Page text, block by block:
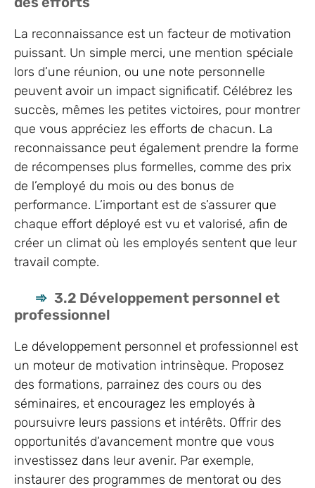
La reconnaissance est un facteur de motivation
puissant. Un simple merci, une mention spéciale
lors d’une réunion, ou une note personnelle
peuvent avoir un impact significatif. Célébrez les
succès, mêmes les petites victoires, pour montrer
que vous appréciez les efforts de chacun. La
reconnaissance peut également prendre la forme
de récompenses plus formelles, comme des prix
de l’employé du mois ou des bonus de
performance. L’important est de s’assurer que
chaque effort déployé est vu et valorisé, afin de
créer un climat où les employés sentent que leur
travail compte.
3.2 Développement personnel et
professionnel
Le développement personnel et professionnel est
un moteur de motivation intrinsèque. Proposez
des formations, parrainez des cours ou des
séminaires, et encouragez les employés à
poursuivre leurs passions et intérêts. Offrir des
opportunités d’avancement montre que vous
investissez dans leur avenir. Par exemple,
instaurer des programmes de mentorat ou des